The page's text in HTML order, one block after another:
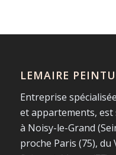
LEMAIRE
Entreprise
et appartements,
à Noisy-le-Grand
proche Paris (75), du